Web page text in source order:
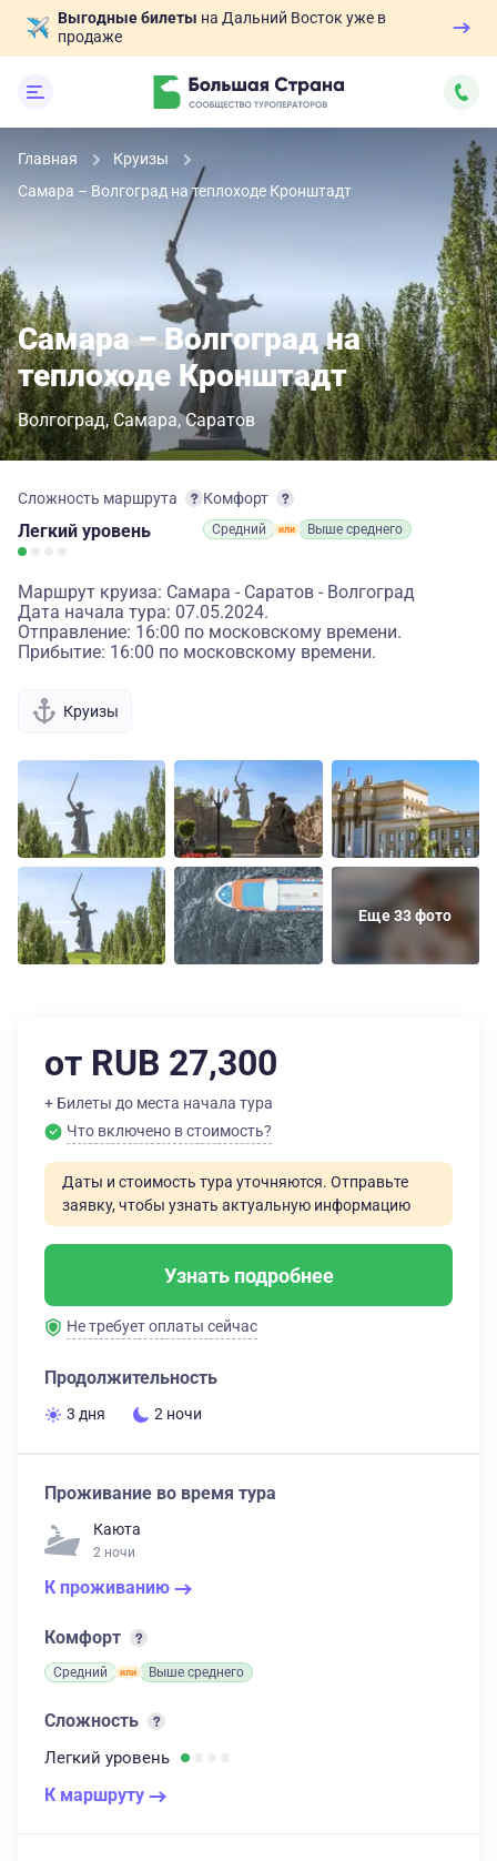
Выгодные билеты на Дальний Восток уже в
продаже
Главная
Круизы
Самара – Волгоград на теплоходе Кронштадт
Самара – Волгоград на
теплоходе Кронштадт
Волгоград Самара Саратов
Сложность маршрута
Легкий уровень
Комфорт
Средний Выше среднего
Маршрут круиза: Самара - Саратов - Волгоград
Дата начала тура: 07.05.2024.
Отправление: 16:00 по московскому времени.
Прибытие: 16:00 по московскому времени.
Круизы
Еще 33 фото
от RUB 27,300
+ Билеты до места начала тура
Что включено в стоимость?
Даты и стоимость тура уточняются. Отправьте
заявку, чтобы узнать актуальную информацию
Узнать подробнее
Не требует оплаты сейчас
Продолжительность
3 дня 2 ночи
Проживание во время тура
Каюта
2 ночи
К проживанию
Комфорт
Средний Выше среднего
Сложность
Легкий уровень
К маршруту